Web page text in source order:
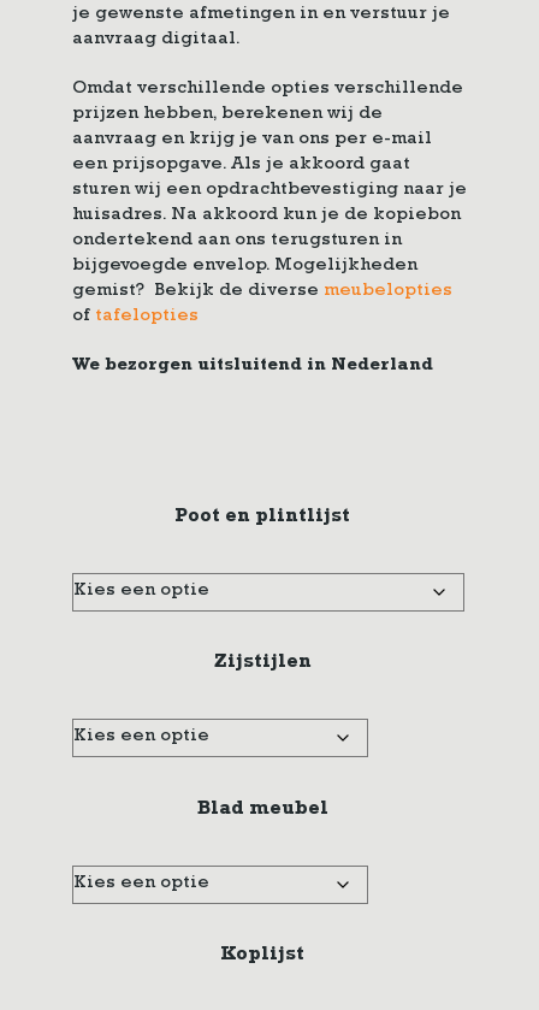
je gewenste afmetingen in en verstuur je
aanvraag digitaal.
Omdat verschillende opties verschillende
prijzen hebben, berekenen wij de
aanvraag en krijg je van ons per e-mail
een prijsopgave. Als je akkoord gaat
sturen wij een opdrachtbevestiging naar je
huisadres. Na akkoord kun je de kopiebon
ondertekend aan ons terugsturen in
bijgevoegde envelop. Mogelijkheden
gemist? Bekijk de diverse meubelopties
of tafelopties
We bezorgen uitsluitend in Nederland
Poot en plintlijst
Zijstijlen
Blad meubel
Koplijst